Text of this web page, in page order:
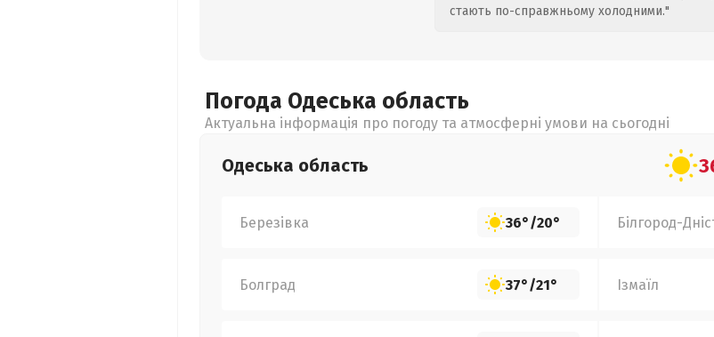
стають по-справжньому холодними."
Погода Одеська область
Актуальна інформація про погоду та атмосферні умови на сьогодні
Одеська область
Березівка 36°/20° Білгород-
Болград 37°/21° Ізмаїл